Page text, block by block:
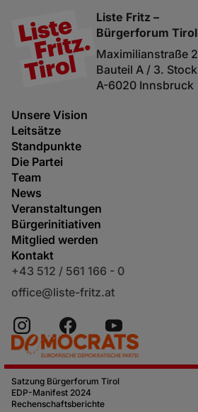
Liste Fritz –
Bürgerforum Tirol
Maximilianstraße 2
Bauteil A / 3. Stock
A-6020 Innsbruck
Unsere Vision
Leitsätze
Standpunkte
Die Partei
Team
News
Veranstaltungen
Bürgerinitiativen
Mitglied werden
Kontakt
+43 512 / 561 166 - 0
office@liste-fritz.at
Satzung Bürgerforum Tirol
EDP-Manifest 2024
Rechenschaftsberichte